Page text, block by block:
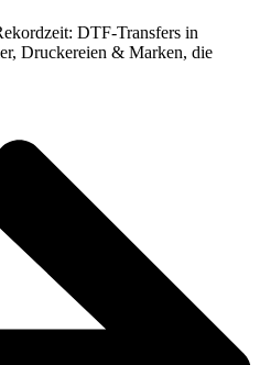
DTF-Transfers in
Druckereien & Marken, die